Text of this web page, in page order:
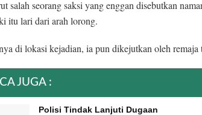
salah seorang saksi yang enggan disebutkan
itu lari dari arah lorong.
di lokasi kejadian, ia pun dikejutkan oleh
JUGA :
Polisi Tindak Lanjuti Dugaan